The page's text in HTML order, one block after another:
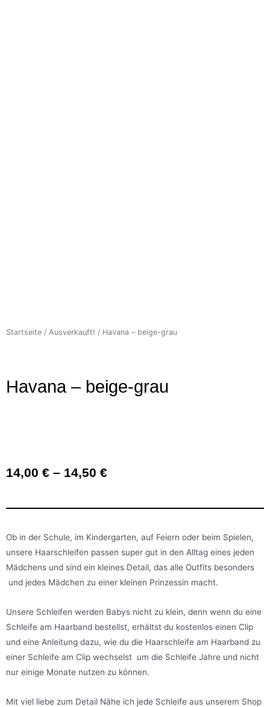
Startseite / Ausverkauft! / Havana – beige-grau
Havana – beige-grau
14,00 € – 14,50 €
Ob in der Schule, im Kindergarten, auf Feiern oder beim Spielen,
unsere Haarschleifen passen super gut in den Alltag eines jeden
Mädchens und sind ein kleines Detail, das alle Outfits besonders
und jedes Mädchen zu einer kleinen Prinzessin macht.
Unsere Schleifen werden Babys nicht zu klein, denn wenn du eine
Schleife am Haarband bestellst, erhältst du kostenlos einen Clip
und eine Anleitung dazu, wie du die Haarschleife am Haarband zu
einer Schleife am Clip wechselst um die Schleife Jahre und nicht
nur einige Monate nutzen zu können.
Mit viel liebe zum Detail Nähe ich jede Schleife aus unserem Shop